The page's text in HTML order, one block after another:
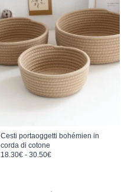
Cesti portaoggetti bohémien in
corda di cotone
18.30€ - 30.50€Fascia di prezzo: da 18.30€ a 30.50€